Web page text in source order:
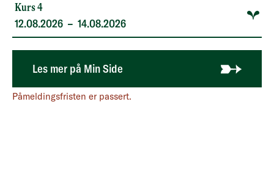
Kurs 4
12.08.2026 – 14.08.2026
Logg inn på Min side for mer informasjon om 3084:
Les mer på Min Side
Påmeldingsfristen er passert.